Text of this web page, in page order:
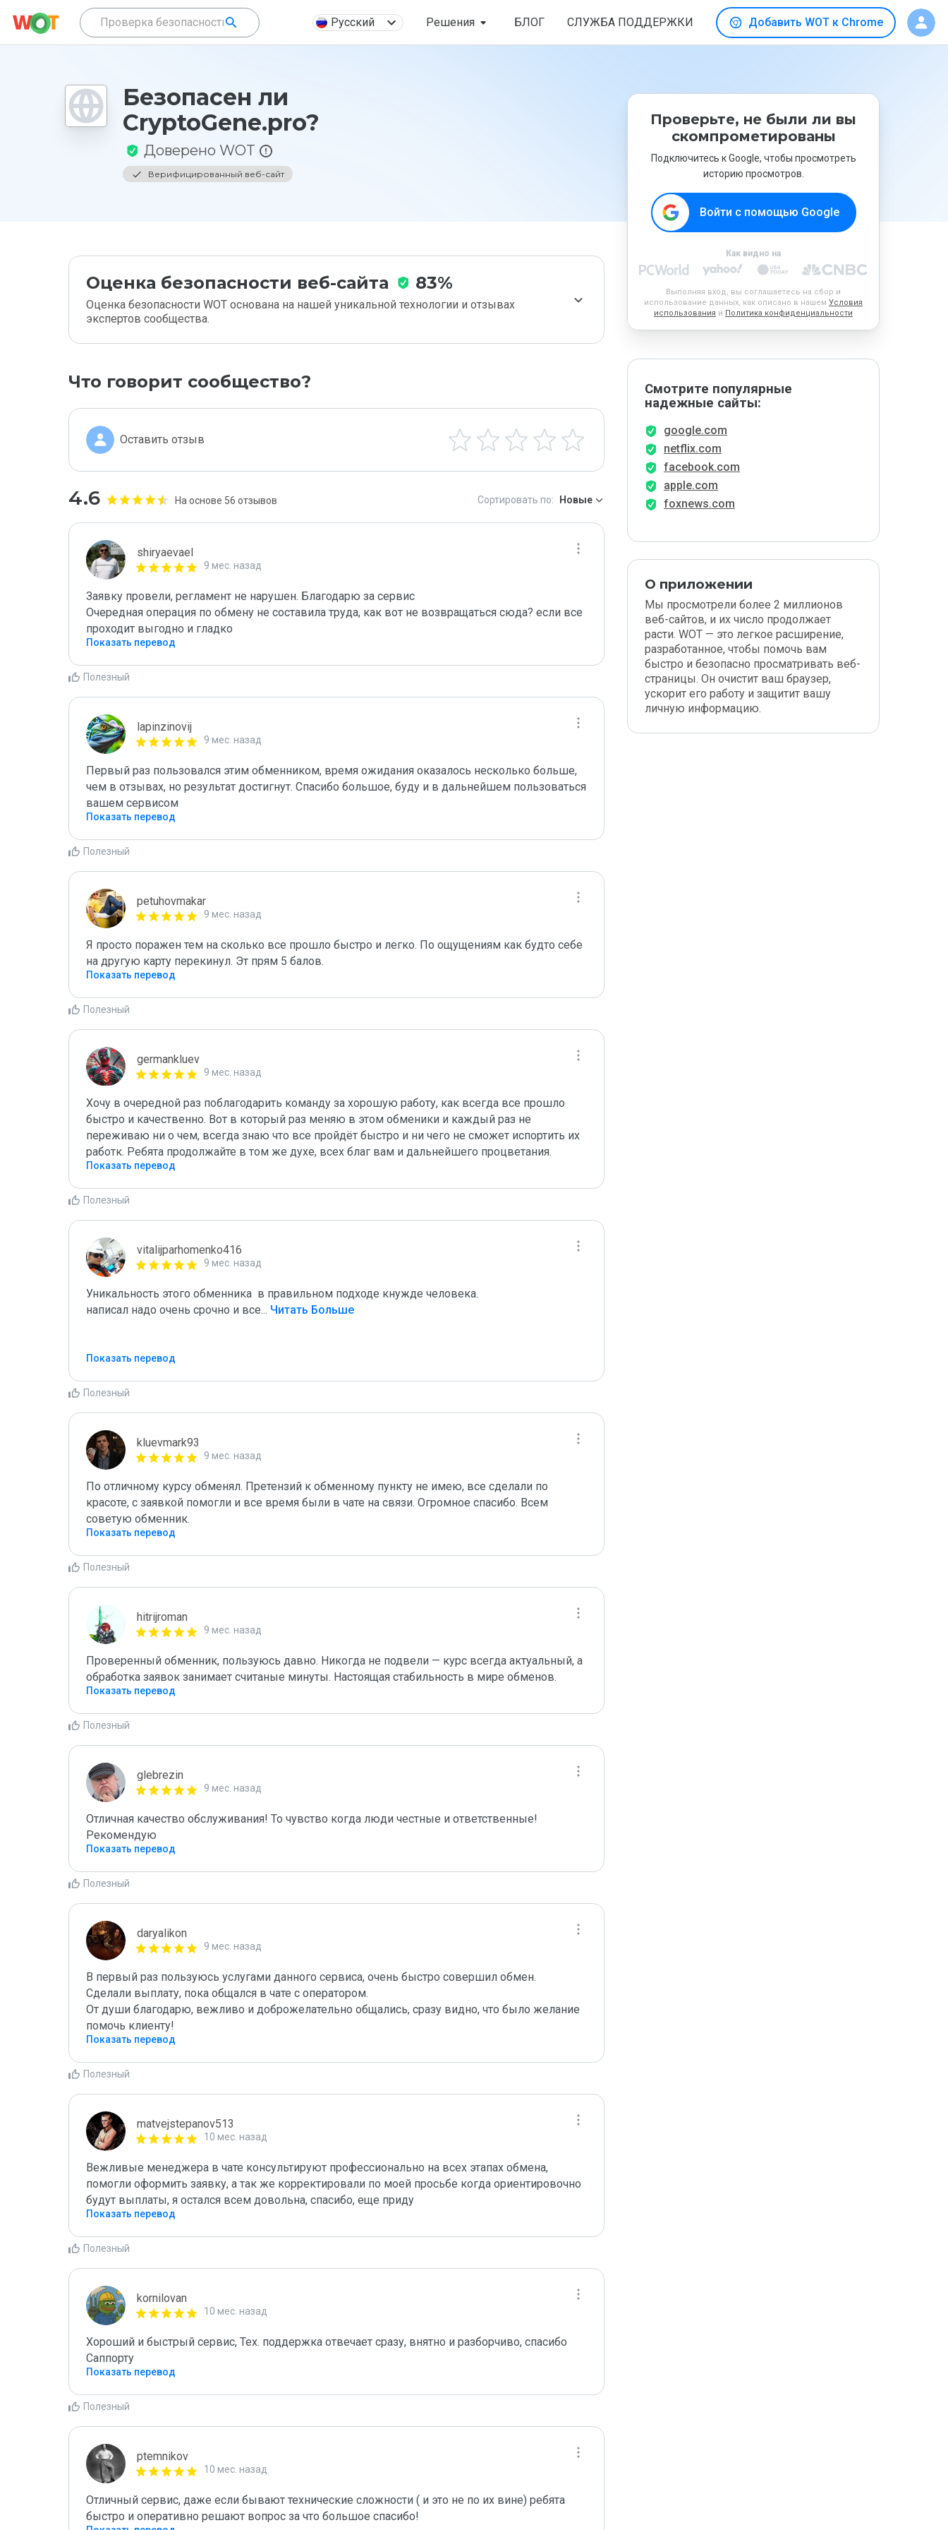
Русский Решения БЛОГ СЛУЖБА ПОДДЕРЖКИ Добавить WOT к Chrome
Безопасен ли
CryptoGene.pro?
Доверено WOT
Верифицированный веб-сайт
Оценка безопасности веб-сайта 83%
Оценка безопасности WOT основана на нашей уникальной технологии и отзывах
экспертов сообщества.
Что говорит сообщество?
Оставить отзыв
4.6 На основе 56 отзывов Сортировать по: Новые
shiryaevael
9 мес. назад
Заявку провели, регламент не нарушен. Благодарю за сервис
Очередная операция по обмену не составила труда, как вот не возвращаться сюда? если все
проходит выгодно и гладко
Показать перевод
Полезный
lapinzinovij
9 мес. назад
Первый раз пользовался этим обменником, время ожидания оказалось несколько больше,
чем в отзывах, но результат достигнут. Спасибо большое, буду и в дальнейшем пользоваться
вашем сервисом
Показать перевод
Полезный
petuhovmakar
9 мес. назад
Я просто поражен тем на сколько все прошло быстро и легко. По ощущениям как будто себе
на другую карту перекинул. Эт прям 5 балов.
Показать перевод
Полезный
germankluev
9 мес. назад
Хочу в очередной раз поблагодарить команду за хорошую работу, как всегда все прошло
быстро и качественно. Вот в который раз меняю в этом обменики и каждый раз не
переживаю ни о чем, всегда знаю что все пройдёт быстро и ни чего не сможет испортить их
работк. Ребята продолжайте в том же духе, всех благ вам и дальнейшего процветания.
Показать перевод
Полезный
vitalijparhomenko416
9 мес. назад
Уникальность этого обменника  в правильном подходе кнужде человека.
написал надо очень срочно и все... Читать Больше
Показать перевод
Полезный
kluevmark93
9 мес. назад
По отличному курсу обменял. Претензий к обменному пункту не имею, все сделали по
красоте, с заявкой помогли и все время были в чате на связи. Огромное спасибо. Всем
советую обменник.
Показать перевод
Полезный
hitrijroman
9 мес. назад
Проверенный обменник, пользуюсь давно. Никогда не подвели — курс всегда актуальный, а
обработка заявок занимает считаные минуты. Настоящая стабильность в мире обменов.
Показать перевод
Полезный
glebrezin
9 мес. назад
Отличная качество обслуживания! То чувство когда люди честные и ответственные!
Рекомендую
Показать перевод
Полезный
daryalikon
9 мес. назад
В первый раз пользуюсь услугами данного сервиса, очень быстро совершил обмен.
Сделали выплату, пока общался в чате с оператором.
От души благодарю, вежливо и доброжелательно общались, сразу видно, что было желание
помочь клиенту!
Показать перевод
Полезный
matvejstepanov513
10 мес. назад
Вежливые менеджера в чате консультируют профессионально на всех этапах обмена,
помогли оформить заявку, а так же корректировали по моей просьбе когда ориентировочно
будут выплаты, я остался всем довольна, спасибо, еще приду
Показать перевод
Полезный
kornilovan
10 мес. назад
Хороший и быстрый сервис, Тех. поддержка отвечает сразу, внятно и разборчиво, спасибо
Саппорту
Показать перевод
Полезный
ptemnikov
10 мес. назад
Отличный сервис, даже если бывают технические сложности ( и это не по их вине) ребята
быстро и оперативно решают вопрос за что большое спасибо!
Проверьте, не были ли вы
скомпрометированы
Подключитесь к Google, чтобы просмотреть
историю просмотров.
Войти с помощью Google
Как видно на
Выполняя вход, вы соглашаетесь на сбор и
использование данных, как описано в нашем Условия
использования и Политика конфиденциальности
Смотрите популярные
надежные сайты:
google.com
netflix.com
facebook.com
apple.com
foxnews.com
О приложении
Мы просмотрели более 2 миллионов
веб-сайтов, и их число продолжает
расти. WOT — это легкое расширение,
разработанное, чтобы помочь вам
быстро и безопасно просматривать веб-
страницы. Он очистит ваш браузер,
ускорит его работу и защитит вашу
личную информацию.